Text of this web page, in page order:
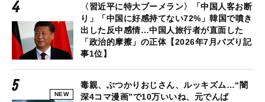
〈習近平に特大ブーメラン〉「中国人客お断
り」「中国に好感持てない72%」韓国で噴き
出した反中感情…中国人旅行者が直面した
「政治的摩擦」の正体【2026年7月バズり記
事1位】
NEW
毒親、ぶつかりおじさん、ルッキズム…“闇
深4コマ漫画”で10万いいね、元でんぱ